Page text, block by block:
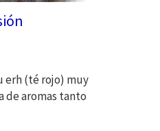
erh (té rojo) muy
de aromas tanto